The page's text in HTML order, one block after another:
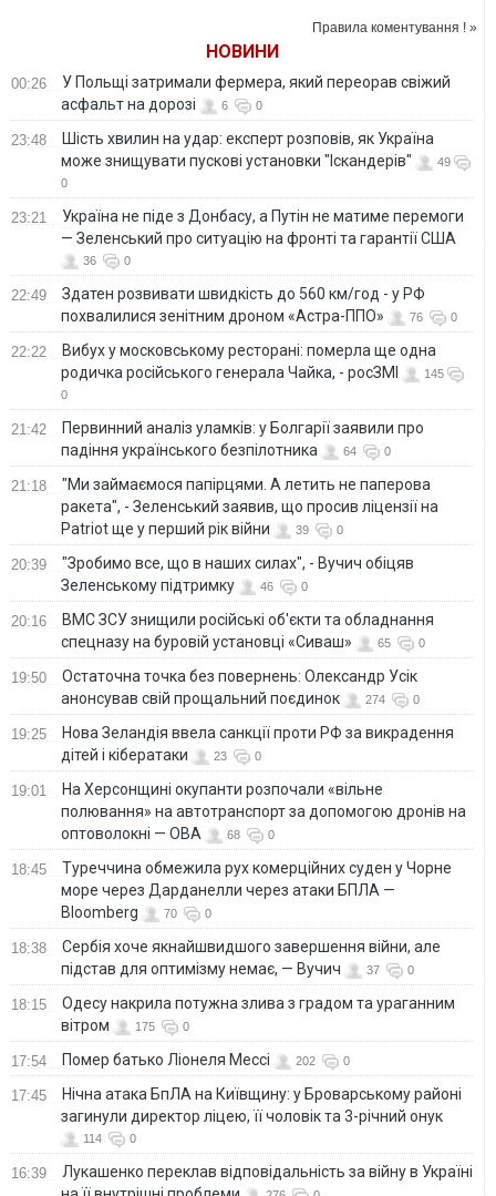
ОВА
Правила коментування ! »
НОВИНИ
00:26
У Польщі затримали фермера, який переорав свіжий
асфальт на дорозі
6 0
23:48
Шість хвилин на удар: експерт розповів, як Україна
може знищувати пускові установки "Іскандерів"
49
0
23:21
Україна не піде з Донбасу, а Путін не матиме перемоги
— Зеленський про ситуацію на фронті та гарантії США
36 0
22:49
Здатен розвивати швидкість до 560 км/год - у РФ
похвалилися зенітним дроном «Астра-ППО»
76 0
22:22
Вибух у московському ресторані: померла ще одна
родичка російського генерала Чайка, - росЗМІ
145
0
21:42
Первинний аналіз уламків: у Болгарії заявили про
падіння українського безпілотника
64 0
21:18
"Ми займаємося папірцями. А летить не паперова
ракета", - Зеленський заявив, що просив ліцензії на
Patriot ще у перший рік війни
39 0
20:39
"Зробимо все, що в наших силах", - Вучич обіцяв
Зеленському підтримку
46 0
20:16
ВМС ЗСУ знищили російські об'єкти та обладнання
спецназу на буровій установці «Сиваш»
65 0
19:50
Остаточна точка без повернень: Олександр Усік
анонсував свій прощальний поєдинок
274 0
19:25
Нова Зеландія ввела санкції проти РФ за викрадення
дітей і кібератаки
23 0
19:01
На Херсонщині окупанти розпочали «вільне
полювання» на автотранспорт за допомогою дронів на
оптоволокні — ОВА
68 0
18:45
Туреччина обмежила рух комерційних суден у Чорне
море через Дарданелли через атаки БПЛА —
Bloomberg
70 0
18:38
Сербія хоче якнайшвидшого завершення війни, але
підстав для оптимізму немає, — Вучич
37 0
18:15
Одесу накрила потужна злива з градом та ураганним
вітром
175 0
17:54 Помер батько Ліонеля Мессі 202 0
17:45
Нічна атака БпЛА на Київщину: у Броварському районі
загинули директор ліцею, її чоловік та 3-річний онук
114 0
16:39
Лукашенко переклав відповідальність за війну в Україні